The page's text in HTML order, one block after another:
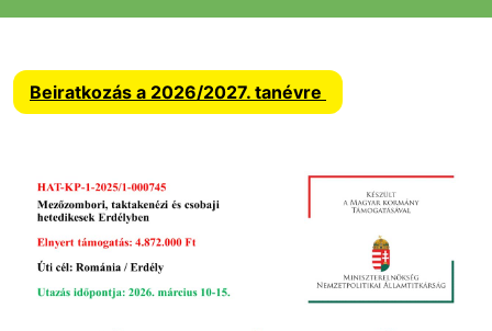
Beiratkozás a 2026/2027. tanévre